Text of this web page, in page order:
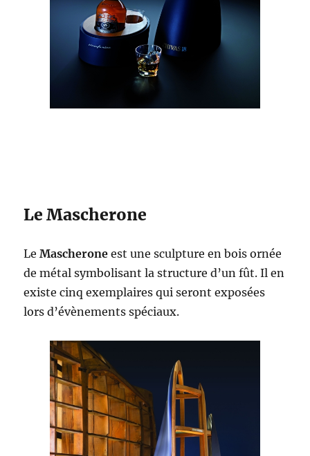
Le Mascherone
LeMascherone est une sculpture en bois ornée
de métal symbolisant la structure d’un fût. Il en
existe cinq exemplaires qui seront exposées
lors d’évènements spéciaux.